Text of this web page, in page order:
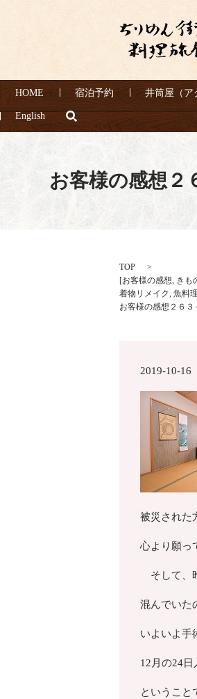
HOME 宿泊予約 井筒屋（ア
English
お客様の感想２
TOP
[お客様の感想, きも
着物リメイク, 魚料理
お客様の感想２６３
2019-10-16
被災された
心より願っ
そして、
混んでいた
いよいよ手
12月の24日
ということ